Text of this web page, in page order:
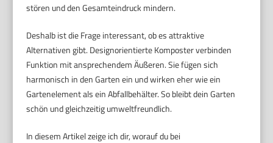
stören und den Gesamteindruck mindern.
Deshalb ist die Frage interessant, ob es attraktive
Alternativen gibt. Designorientierte Komposter verbinden
Funktion mit ansprechendem Äußeren. Sie fügen sich
harmonisch in den Garten ein und wirken eher wie ein
Gartenelement als ein Abfallbehälter. So bleibt dein Garten
schön und gleichzeitig umweltfreundlich.
In diesem Artikel zeige ich dir, worauf du bei